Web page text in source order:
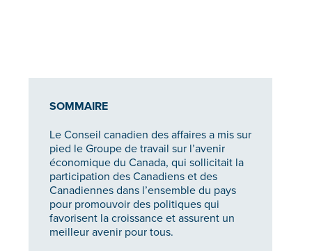
SOMMAIRE
Le Conseil canadien des affaires a mis sur
pied le Groupe de travail sur l’avenir
économique du Canada, qui sollicitait la
participation des Canadiens et des
Canadiennes dans l’ensemble du pays
pour promouvoir des politiques qui
favorisent la croissance et assurent un
meilleur avenir pour tous.